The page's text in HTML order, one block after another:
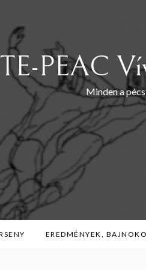
PEAC
Minden a
EREDMÉNYEK,